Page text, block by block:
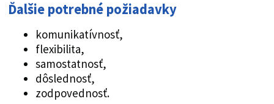
Ďalšie potrebné požiadavky
komunikatívnosť,
flexibilita,
samostatnosť,
dôslednosť,
zodpovednosť.